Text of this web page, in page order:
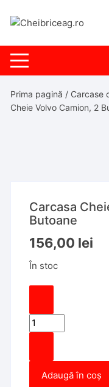
Prima pagină / Carcase
Cheie Volvo Camion, 2
Carcasa
Butoane
156,00 lei
În stoc
Cantitate
Carcasa
Volvo
Camion,
Adaugă în coș